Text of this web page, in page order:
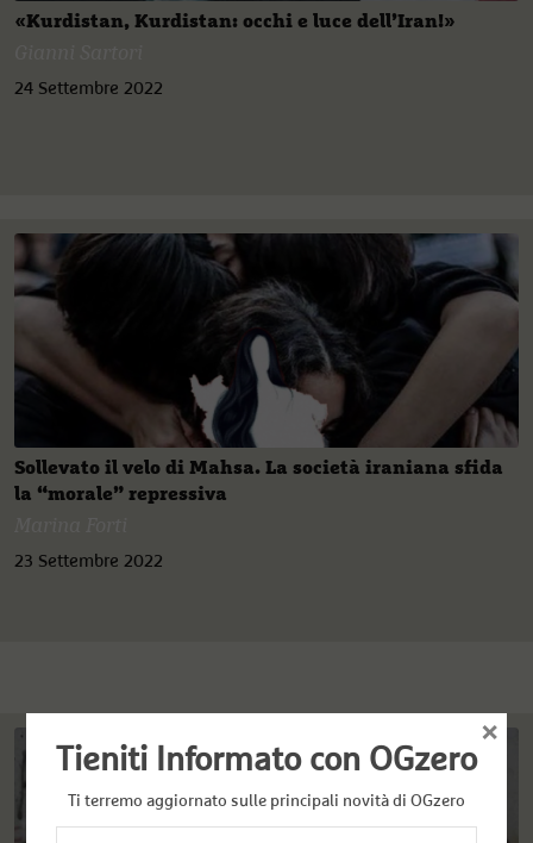
«Kurdistan, Kurdistan: occhi e luce dell’Iran!»
24 Settembre 2022
Sollevato il velo di Mahsa. La società iraniana sfida
la “morale” repressiva
23 Settembre 2022
Tieniti Informato con OGzero
Ti terremo aggiornato sulle principali novità di OGzero
×